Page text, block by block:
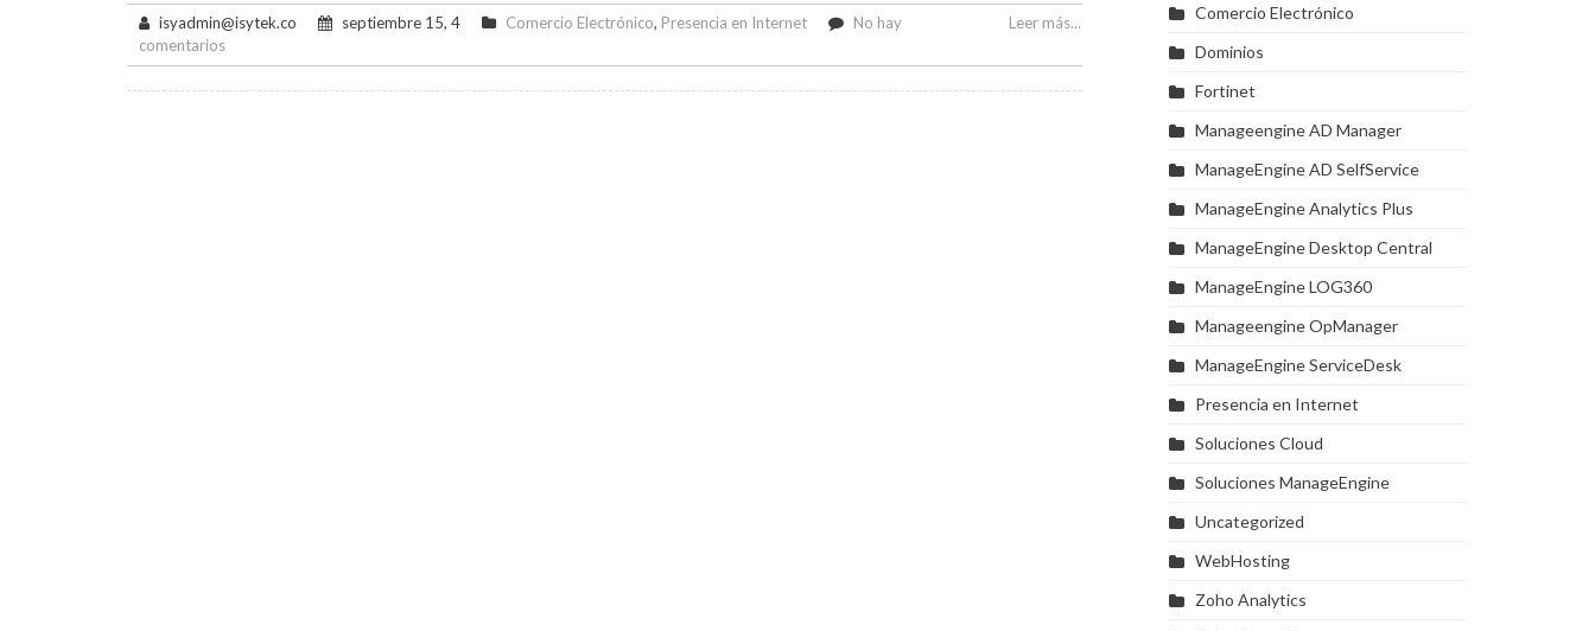
isyadmin@isytek.co septiembre 15, 4 Comercio Electrónico, Presencia en Internet
No hay
comentariosen
Ahora
posibilidad
Leer más...
Comercio Electrónico
Dominios
Fortinet
Manageengine AD Manager
ManageEngine AD SelfService
ManageEngine Analytics Plus
ManageEngine Desktop Central
ManageEngine LOG360
Manageengine OpManager
ManageEngine ServiceDesk
Presencia en Internet
Soluciones Cloud
Soluciones ManageEngine
Uncategorized
WebHosting
Zoho Analytics